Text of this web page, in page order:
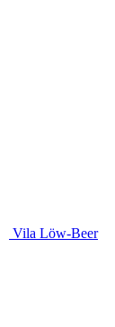
Vila Löw-Beer